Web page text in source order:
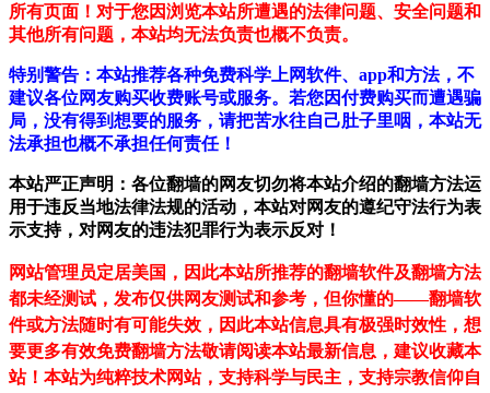
所有页面！对于您因浏览本站所遭遇的法律问题、安全问题和
其他所有问题，本站均无法负责也概不负责。
特别警告：本站推荐各种免费科学上网软件、app和方法，不
建议各位网友购买收费账号或服务。若您因付费购买而遭遇骗
局，没有得到想要的服务，请把苦水往自己肚子里咽，本站无
法承担也概不承担任何责任！
本站严正声明：各位翻墙的网友切勿将本站介绍的翻墙方法运
用于违反当地法律法规的活动，本站对网友的遵纪守法行为表
示支持，对网友的违法犯罪行为表示反对！
网站管理员定居美国，因此本站所推荐的翻墙软件及翻墙方法
都未经测试，发布仅供网友测试和参考，但你懂的——翻墙软
件或方法随时有可能失效，因此本站信息具有极强时效性，想
要更多有效免费翻墙方法敬请阅读本站最新信息，建议收藏本
站！ 本站为纯粹技术网站，支持科学与民主，支持宗教信仰自